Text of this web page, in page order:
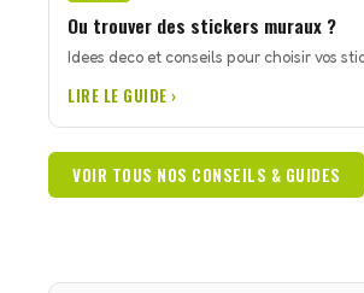
Ou trouver des stickers muraux ?
Idees deco et conseils pour choisir vos
LIRE LE GUIDE ›
VOIR TOUS NOS CONSEILS & GUIDES